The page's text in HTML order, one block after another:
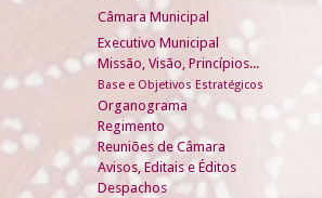
Câmara Municipal
Executivo Municipal
Missão, Visão, Princípios...
Base e Objetivos Estratégicos
Organograma
Regimento
Reuniões de Câmara
Avisos, Editais e Éditos
Despachos